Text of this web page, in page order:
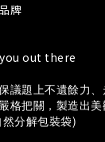
牌
out there
議題上不遺餘力、
格把關，製造出
分解包裝袋)